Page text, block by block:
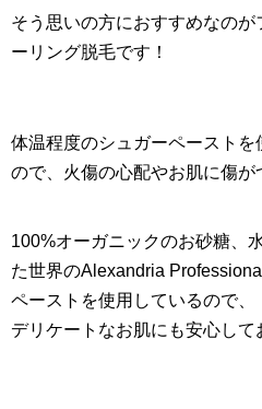
そう思いの方におすすめなの
ーリング脱毛です！
体温程度のシュガーペーストを
ので、火傷の心配やお肌に傷が
100%オーガニックのお砂糖、
た世界のAlexandria
ペーストを使用しているので、
デリケートなお肌にも安心して